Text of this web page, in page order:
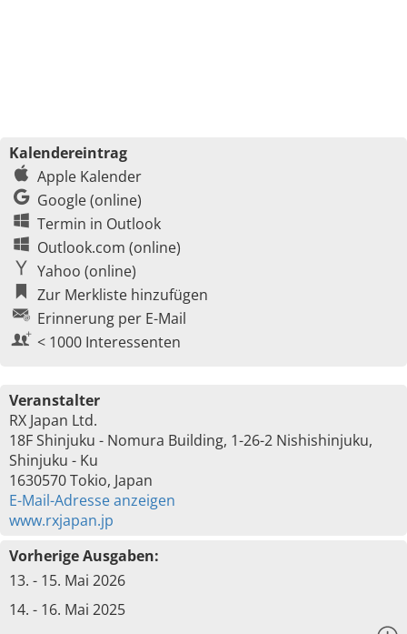
Kalendereintrag
Apple Kalender
Google (online)
Termin in Outlook
Outlook.com (online)
Yahoo (online)
Zur Merkliste hinzufügen
Erinnerung per E-Mail
< 1000 Interessenten
Veranstalter
RX Japan Ltd.
18F Shinjuku - Nomura Building, 1-26-2 Nishishinjuku,
Shinjuku - Ku
1630570 Tokio, Japan
E-Mail-Adresse anzeigen
www.rxjapan.jp
Vorherige Ausgaben:
13. - 15. Mai 2026
14. - 16. Mai 2025